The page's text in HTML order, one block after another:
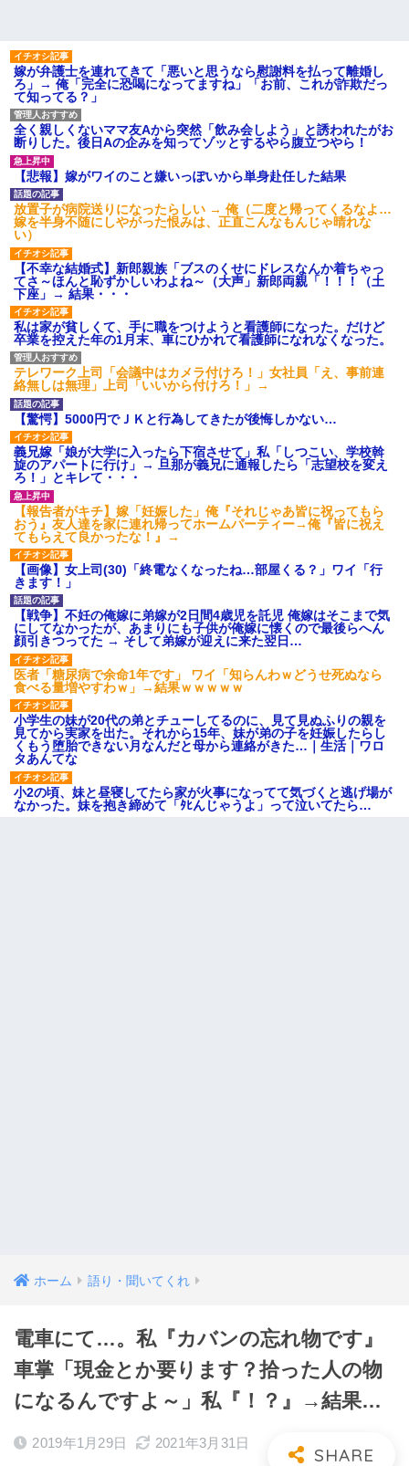
嫁が弁護士を連れてきて「悪いと思うなら慰謝料を払って離婚し
ろ」→ 俺「完全に恐喝になってますね」「お前、これが詐欺だっ
て知ってる？」
全く親しくないママ友Aから突然「飲み会しよう」と誘われたがお
断りした。後日Aの企みを知ってゾッとするやら腹立つやら！
【悲報】嫁がワイのこと嫌いっぽいから単身赴任した結果
放置子が病院送りになったらしい → 俺（二度と帰ってくるなよ…
嫁を半身不随にしやがった恨みは、正直こんなもんじゃ晴れな
い）
【不幸な結婚式】新郎親族「ブスのくせにドレスなんか着ちゃっ
てさ～ほんと恥ずかしいわよね～（大声」新郎両親「！！！（土
下座」→ 結果・・・
私は家が貧しくて、手に職をつけようと看護師になった。だけど
卒業を控えた年の1月末、車にひかれて看護師になれなくなった。
テレワーク上司「会議中はカメラ付けろ！」女社員「え、事前連
絡無しは無理」上司「いいから付けろ！」→
【驚愕】5000円でＪＫと行為してきたが後悔しかない…
義兄嫁「娘が大学に入ったら下宿させて」私「しつこい、学校斡
旋のアパートに行け」→ 旦那が義兄に通報したら「志望校を変え
ろ！」とキレて・・・
【報告者がキチ】嫁「妊娠した」俺『それじゃあ皆に祝ってもら
おう』友人達を家に連れ帰ってホームパーティー→俺『皆に祝え
てもらえて良かったな！』→
【画像】女上司(30)「終電なくなったね…部屋くる？」ワイ「行
きます！」
【戦争】不妊の俺嫁に弟嫁が2日間4歳児を託児 俺嫁はそこまで気
にしてなかったが、あまりにも子供が俺嫁に懐くので最後らへん
顔引きつってた → そして弟嫁が迎えに来た翌日…
医者「糖尿病で余命1年です」 ワイ「知らんわｗどうせ死ぬなら
食べる量増やすわｗ」→結果ｗｗｗｗｗ
小学生の妹が20代の弟とチューしてるのに、見て見ぬふりの親を
見てから実家を出た。それから15年、妹が弟の子を妊娠したらし
くもう堕胎できない月なんだと母から連絡がきた…｜生活｜ワロ
タあんてな
小2の頃、妹と昼寝してたら家が火事になってて気づくと逃げ場が
なかった。妹を抱き締めて「ﾀﾋんじゃうよ」って泣いてたら…
ホーム 語り・聞いてくれ
電車にて…。私『カバンの忘れ物です』
車掌「現金とか要ります？拾った人の物
になるんですよ～」私『！？』→結果…
2019年1月29日 2021年3月31日